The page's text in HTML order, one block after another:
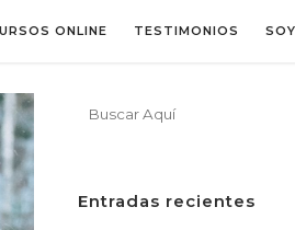
ONLINE TESTIMONIOS
Entradas recientes